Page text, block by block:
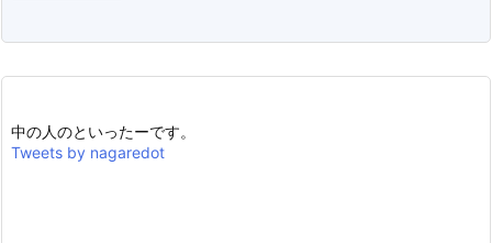
中の人のといったーです。
Tweets by nagaredot